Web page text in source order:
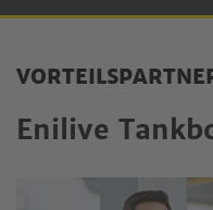
Enilive